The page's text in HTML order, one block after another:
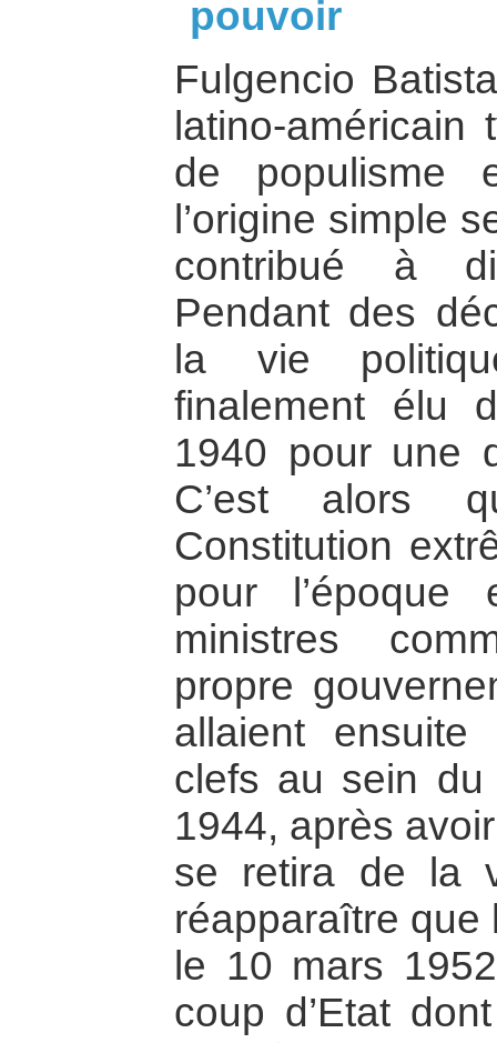
pouvoir
Fulgencio
latino-
de populisme
l’origine simple
contribué à
Pendant des
la vie
finalement élu
1940 pour une
C’est alors
Constitution
pour l’époque
ministres
propre
allaient
clefs au sein du
1944, après
se retira de la
réapparaître que
le 10 mars
coup d’Etat